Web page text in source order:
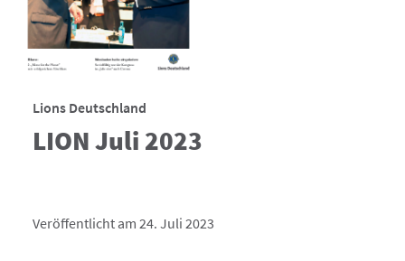
Lions Deutschland
LION Juli 2023
Veröffentlicht am 24. Juli 2023